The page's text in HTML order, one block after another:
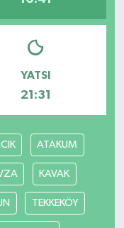
YATSI
21:31
ATAKUM
KAVAK
TEKKEKÖY